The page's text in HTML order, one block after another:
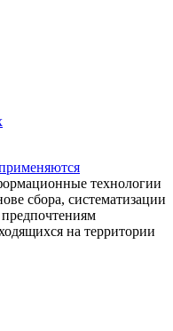
технологии
сбора, систематизации
на территории